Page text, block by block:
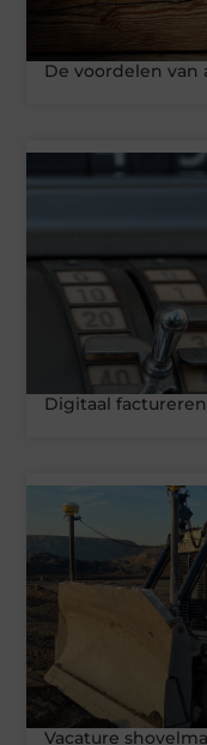
De voordelen van
Digitaal
Vacature